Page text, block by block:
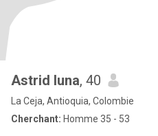
Astrid luna, 40
La Ceja, Antioquia, Colombie
Cherchant: Homme 35 - 53